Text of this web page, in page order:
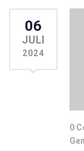
06
JULI
2024
0